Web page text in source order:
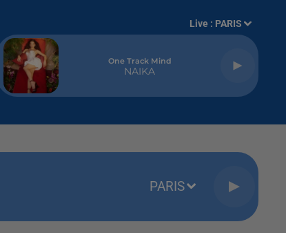
Live : PARIS
One Track Mind
NAIKA
PARIS